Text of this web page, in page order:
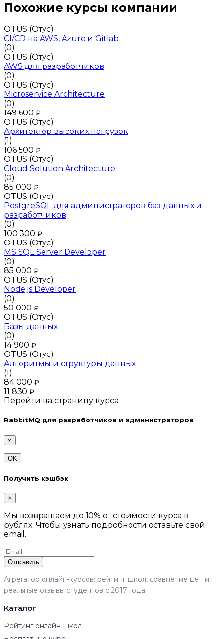
Похожие курсы компании
OTUS (Отус)
CI/CD на AWS, Azure и Gitlab
(0)
OTUS (Отус)
AWS для разработчиков
(0)
OTUS (Отус)
Microservice Architecture
(0)
149 600 ₽
OTUS (Отус)
Архитектор высоких нагрузок
(1)
106 500 ₽
OTUS (Отус)
Cloud Solution Architecture
(0)
85 000 ₽
OTUS (Отус)
PostgreSQL для администраторов баз данных и
разработчиков
(0)
100 300 ₽
OTUS (Отус)
MS SQL Server Developer
(0)
85 000 ₽
OTUS (Отус)
Node.js Developer
(0)
50 000 ₽
OTUS (Отус)
Базы данных
(0)
14 900 ₽
OTUS (Отус)
Алгоритмы и структуры данных
(1)
84 000 ₽
11 830 ₽
Перейти на страницу курса
RabbitMQ для разработчиков и администраторов
×
OK
Получить кэшбэк
×
Мы возвращаем до 10% от стоимости курса в
рублях. Чтобы узнать подробности оставьте свой
email.
Отправить
Агрегатор онлайн-курсов: рейтинг школ, сравнение цен и
реальные отзывы студентов с 2017 года.
Каталог
Рейтинг онлайн-школ